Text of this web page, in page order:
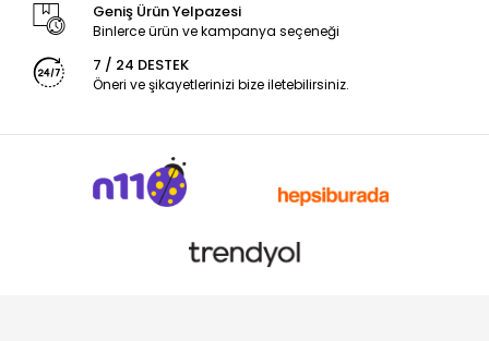
Geniş Ürün Yelpazesi
Binlerce ürün ve kampanya seçeneği
7 / 24 DESTEK
Öneri ve şikayetlerinizi bize iletebilirsiniz.